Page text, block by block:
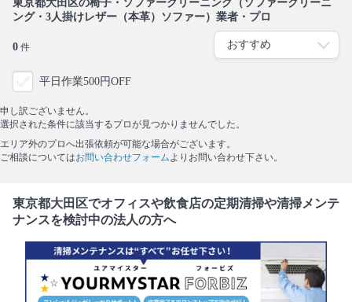
東京都大田区の椅子・ソファークリーニング（ソファークリーニ
ング・3人掛けレザー（本革）ソファー）業者・プロ
0 件
平日作業500円OFF
申し訳ございません。
選択された条件に該当するプロが見つかりませんでした。
エリア外のプロへ出張依頼が可能な場合がございます。
ご相談についてはお問い合わせフォーム よりお問い合わせ下さい。
東京都大田区でオフィスや飲食店の定期清掃や清掃メンテ
ナンスを検討中の法人の方へ